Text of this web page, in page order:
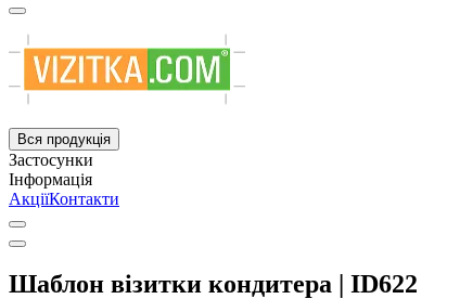
Вся продукція
Застосунки
Інформація
АкціїКонтакти
Шаблон візитки кондитера | ID622